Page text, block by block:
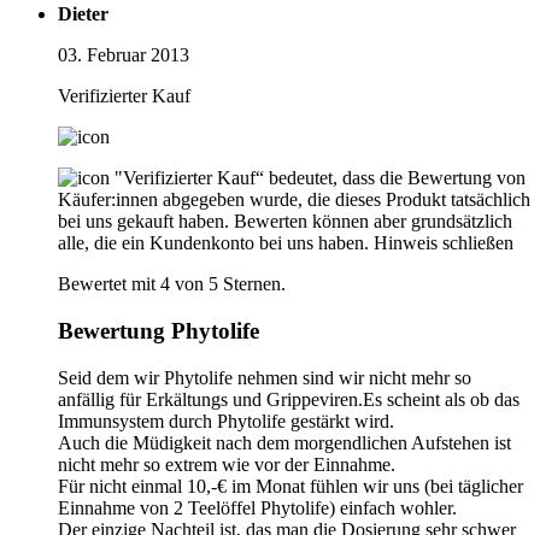
Dieter
03. Februar 2013
Verifizierter Kauf
"Verifizierter Kauf“ bedeutet, dass die Bewertung von
Käufer:innen abgegeben wurde, die dieses Produkt tatsächlich
bei uns gekauft haben. Bewerten können aber grundsätzlich
alle, die ein Kundenkonto bei uns haben. Hinweis schließen
Bewertet mit 4 von 5 Sternen.
Bewertung Phytolife
Seid dem wir Phytolife nehmen sind wir nicht mehr so
anfällig für Erkältungs und Grippeviren.Es scheint als ob das
Immunsystem durch Phytolife gestärkt wird.
Auch die Müdigkeit nach dem morgendlichen Aufstehen ist
nicht mehr so extrem wie vor der Einnahme.
Für nicht einmal 10,-€ im Monat fühlen wir uns (bei täglicher
Einnahme von 2 Teelöffel Phytolife) einfach wohler.
Der einzige Nachteil ist, das man die Dosierung sehr schwer